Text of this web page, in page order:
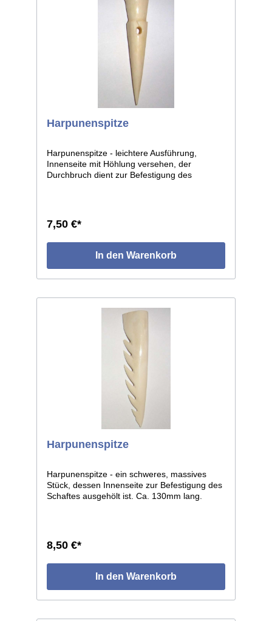
Harpunenspitze
Harpunenspitze - leichtere Ausführung,
Innenseite mit Höhlung versehen, der
Durchbruch dient zur Befestigung des
Nordamerikas. Sehr ähnliche, sogar
weitgehend identische Typen finden sich bei
den Kulturen der europäischen Frühzeit.
7,50 €*
In den Warenkorb
Harpunenspitze
Harpunenspitze - ein schweres, massives
Stück, dessen Innenseite zur Befestigung des
Schaftes ausgehölt ist. Ca. 130mm lang.
ähnliche, sogar weitgehend identische Typen
finden sich bei den Kulturen der europäischen
Frühzeit.
8,50 €*
In den Warenkorb